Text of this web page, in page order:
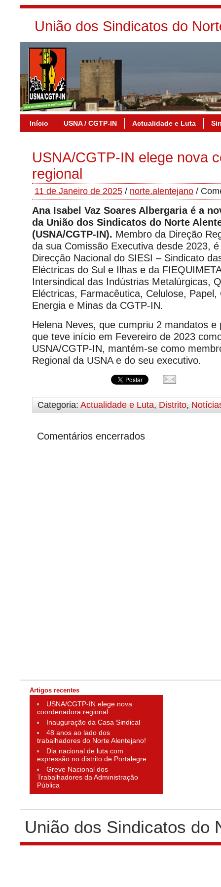
União dos Sindicatos do
Início USNA / CGTP-IN Actualidade e Luta
USNA/CGTP-IN elege nova
regional
11 de Janeiro de 2025 / norte.alentejano /
Ana Isabel Vaz Soares Albergaria é a
da União dos Sindicatos do Norte
(USNA/CGTP-IN). Membro da Direção
da sua Comissão Executiva desde 2023,
Direcção Nacional do SIESI – Sindicato
Eléctricas do Sul e Ilhas e da
Intersindical das Indústrias Metalúrgicas,
Eléctricas, Farmacêutica, Celulose,
Energia e Minas da CGTP-IN.
Helena Neves, que cumpriu 2 mandatos e
que teve início em Fevereiro de 2023
USNA/CGTP-IN, mantém-se como
Regional da USNA e do seu executivo.
Categoria: Actualidade e Luta, Distrito,
Comentários encerrados
Artigos recentes
USNA/CGTP-IN elege nova
coordenadora regional
Inauguração da Casa Sindical
48 anos ao lado dos
trabalhadores do Norte Alentejano!
Dia nacional de luta com
expressão no distrito de Portalegre
Greve Nacional dos
Trabalhadores da Administração
Pública
União dos Sindicatos do